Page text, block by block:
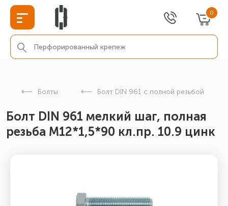
0
Болты Болт DIN 961 с полной резьбой
Болт DIN 961 мелкий шаг, полная
резьба M12*1,5*90 кл.пр. 10.9 цинк